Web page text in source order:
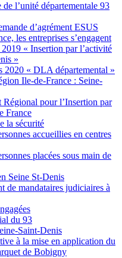
l’unité départementale 93
d’agrément ESUS
les entreprises s’engagent
« Insertion par l’activité
»
2020 « DLA départemental »
Ile-de-France : Seine-
pour l’Insertion par
France
la sécurité
accueillies en centres
placées sous main de
Seine St-Denis
de mandataires judiciaires à
du 93
Saint-Denis
à la mise en application du
de Bobigny